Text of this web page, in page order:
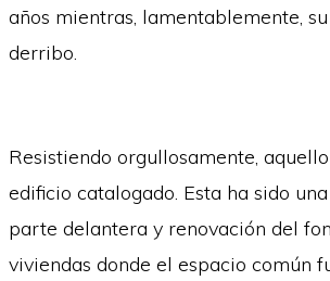
años mientras, lamentablemente,
derribo.
Resistiendo orgullosamente,
edificio catalogado. Esta ha sido
parte delantera y renovación del
viviendas donde el espacio común